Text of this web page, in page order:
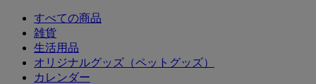
すべての商品
雑貨
生活用品
オリジナルグッズ（ペットグッズ）
カレンダー